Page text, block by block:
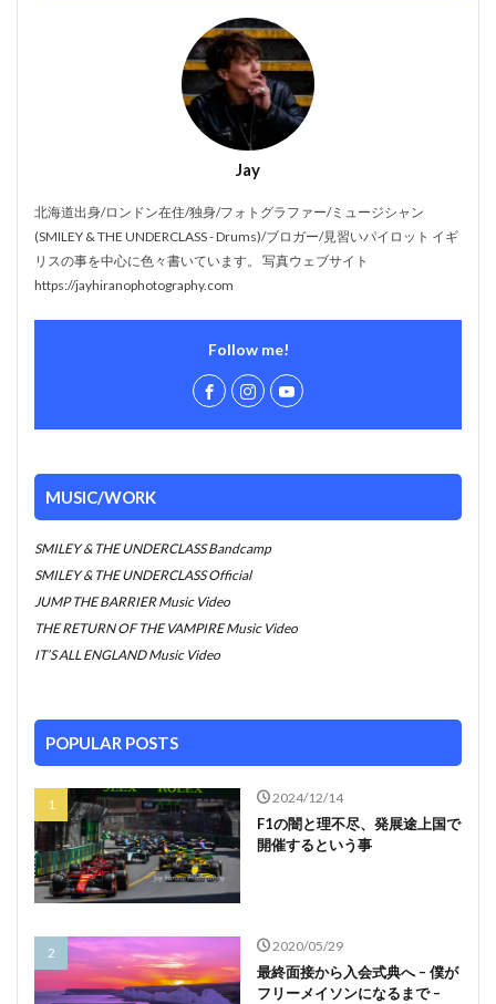
Jay
北海道出身/ロンドン在住/独身/フォトグラファー/ミュージシャン
(SMILEY & THE UNDERCLASS - Drums)/ブロガー/見習いパイロット イギ
リスの事を中心に色々書いています。 写真ウェブサイト
https://jayhiranophotography.com
Follow me!
MUSIC/WORK
SMILEY & THE UNDERCLASS Bandcamp
SMILEY & THE UNDERCLASS Official
JUMP THE BARRIER Music Video
THE RETURN OF THE VAMPIRE Music Video
IT’S ALL ENGLAND Music Video
POPULAR POSTS
2024/12/14
F1の闇と理不尽、発展途上国で
開催するという事
2020/05/29
最終面接から入会式典へ – 僕が
フリーメイソンになるまで –